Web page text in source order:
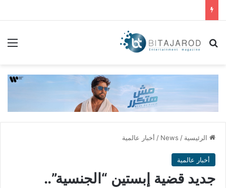
بحث عن
الرئيسية /
News
/ أخبار عالمية
أخبار عالمية
جديد قضية إبستين “الجنسية”..